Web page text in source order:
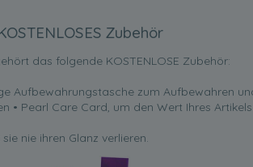
Zubehör
das folgende KOSTENLOSE Zubehör:
Aufbewahrungstasche zum Aufbewahren
• Pearl Care Card, um den Wert Ihres Artikels
nie ihren Glanz verlieren.